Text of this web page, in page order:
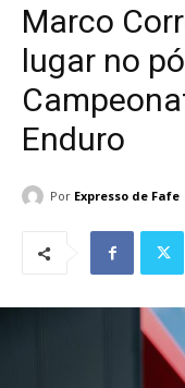
Marco
lugar no
Enduro
Por Expresso de Fafe